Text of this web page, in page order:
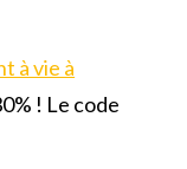
à vie à
! Le code